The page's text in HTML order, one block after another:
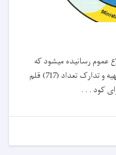
عموم رسانیده میشود که
وزارت آب و انرژی در نظر دارد قرارداد پروژه تهیه و تدارک تعداد (717) قلم